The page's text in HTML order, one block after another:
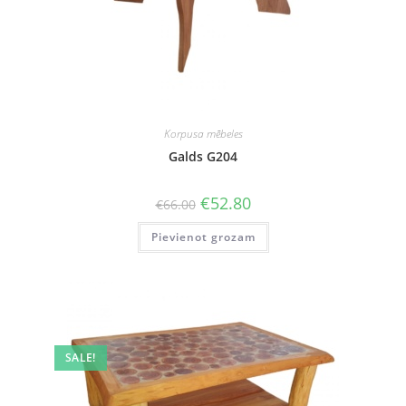
Korpusa mēbeles
Galds G204
€66.00 Original
price
was:
€66.00.
€52.80Current
price
is:
€52.80.
Pievienot grozam
SALE!